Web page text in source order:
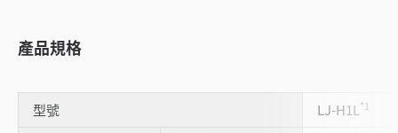
產品規格
型號 LJ-H1L *1